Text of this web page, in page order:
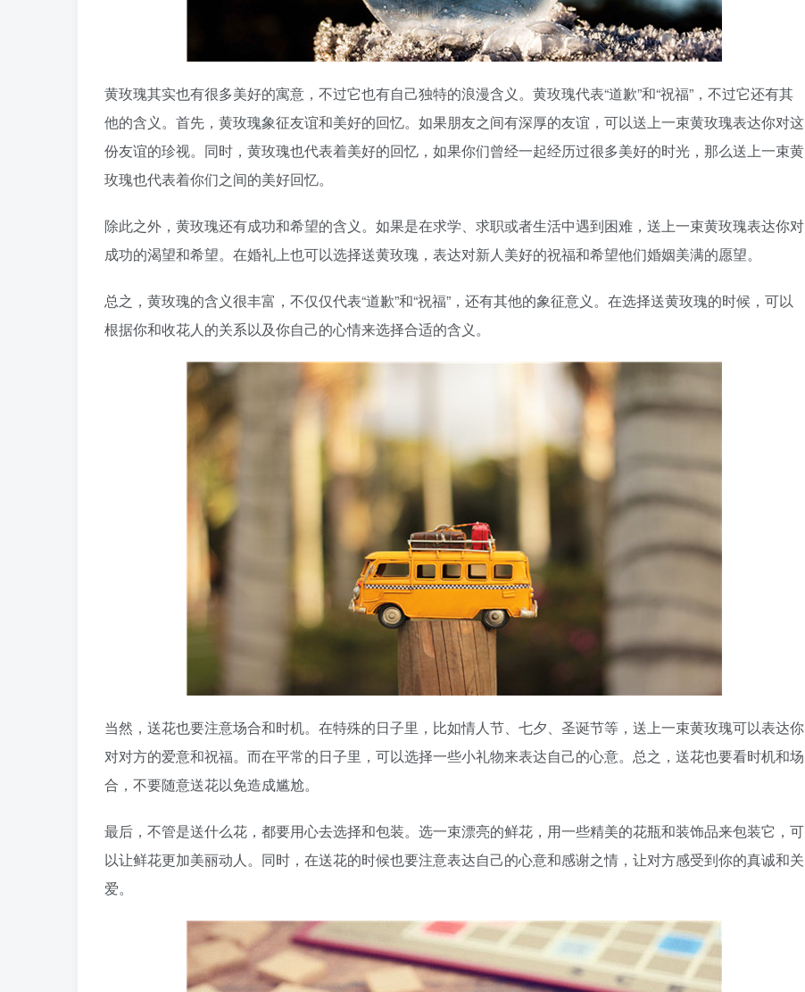
黄玫瑰其实也有很多美好的寓意，不过它也有自己独特的浪漫含义。黄玫瑰代表“道歉”和“祝福”，不过它还有其
他的含义。首先，黄玫瑰象征友谊和美好的回忆。如果朋友之间有深厚的友谊，可以送上一束黄玫瑰表达你对这
份友谊的珍视。同时，黄玫瑰也代表着美好的回忆，如果你们曾经一起经历过很多美好的时光，那么送上一束黄
玫瑰也代表着你们之间的美好回忆。
除此之外，黄玫瑰还有成功和希望的含义。如果是在求学、求职或者生活中遇到困难，送上一束黄玫瑰表达你对
成功的渴望和希望。在婚礼上也可以选择送黄玫瑰，表达对新人美好的祝福和希望他们婚姻美满的愿望。
总之，黄玫瑰的含义很丰富，不仅仅代表“道歉”和“祝福”，还有其他的象征意义。在选择送黄玫瑰的时候，可以
根据你和收花人的关系以及你自己的心情来选择合适的含义。
当然，送花也要注意场合和时机。在特殊的日子里，比如情人节、七夕、圣诞节等，送上一束黄玫瑰可以表达你
对对方的爱意和祝福。而在平常的日子里，可以选择一些小礼物来表达自己的心意。总之，送花也要看时机和场
合，不要随意送花以免造成尴尬。
最后，不管是送什么花，都要用心去选择和包装。选一束漂亮的鲜花，用一些精美的花瓶和装饰品来包装它，可
以让鲜花更加美丽动人。同时，在送花的时候也要注意表达自己的心意和感谢之情，让对方感受到你的真诚和关
爱。